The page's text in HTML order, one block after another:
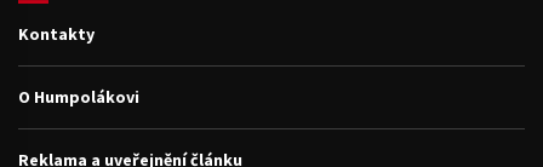
Kontakty
O Humpolákovi
Reklama a uveřejnění článku